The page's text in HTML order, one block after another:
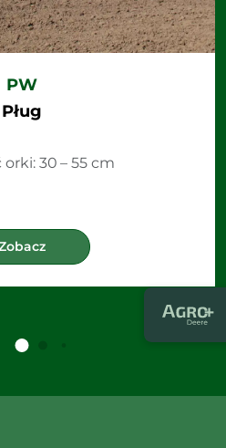
PW
Pług
orki: 30 – 55 cm